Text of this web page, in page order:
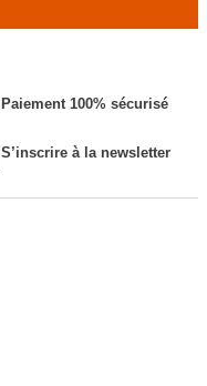
Paiement 100% sécurisé
S’inscrire à la newsletter